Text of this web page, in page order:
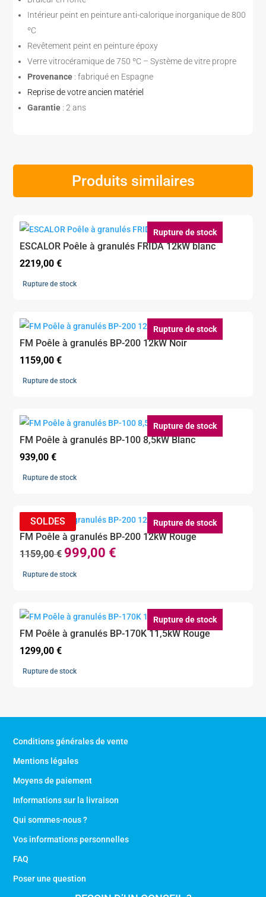
Intérieur peint en peinture anti-calorique inorganique de 800
ºC
Revêtement peint en peinture époxy
Verre vitrocéramique de 750 ºC – Système de vitre propre
Provenance : fabriqué en Espagne
Reprise de votre ancien matériel
Garantie : 2 ans
Produits similaires
Rupture de stock
ESCALOR Poêle à granulés FRIDA 12kW blanc
2219,00€
Rupture de stock
Rupture de stock
FM Poêle à granulés BP-200 12kW Noir
1159,00€
Rupture de stock
Rupture de stock
FM Poêle à granulés BP-100 8,5kW Blanc
939,00€
Rupture de stock
Rupture de stock
FM Poêle à granulés BP-200 12kW Rouge
1159,00€ Le
prix
1159,00 €.
999,00 €
999,00 €.
Rupture de stock
Rupture de stock
FM Poêle à granulés BP-170K 11,5kW Rouge
1299,00€
Rupture de stock
Conditions générales de vente
Mentions légales
Moyens de paiement
Informations sur la livraison
Qui sommes-nous ?
Vos informations personnelles
FAQ
Poser une question